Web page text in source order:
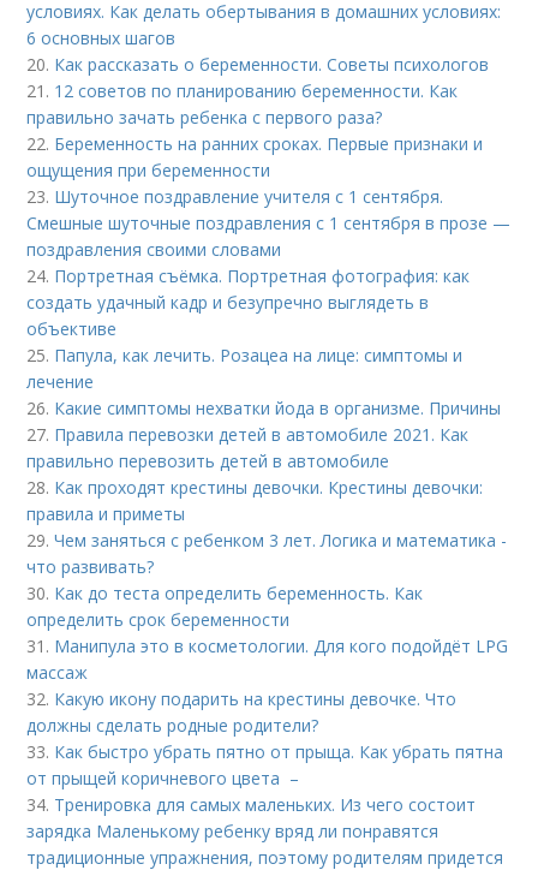
условиях. Как делать обертывания в домашних условиях:
6 основных шагов
20. Как рассказать о беременности. Советы психологов
21. 12 советов по планированию беременности. Как
правильно зачать ребенка с первого раза?
22. Беременность на ранних сроках. Первые признаки и
ощущения при беременности
23. Шуточное поздравление учителя с 1 сентября.
Смешные шуточные поздравления с 1 сентября в прозе —
поздравления своими словами
24. Портретная съёмка. Портретная фотография: как
создать удачный кадр и безупречно выглядеть в
объективе
25. Папула, как лечить. Розацеа на лице: симптомы и
лечение
26. Какие симптомы нехватки йода в организме. Причины
27. Правила перевозки детей в автомобиле 2021. Как
правильно перевозить детей в автомобиле
28. Как проходят крестины девочки. Крестины девочки:
правила и приметы
29.Чем заняться с ребенком 3 лет. Логика и математика -
что развивать?
30. Как до теста определить беременность. Как
определить срок беременности
31. Манипула это в косметологии. Для кого подойдёт LPG
массаж
32. Какую икону подарить на крестины девочке. Что
должны сделать родные родители?
33. Как быстро убрать пятно от прыща. Как убрать пятна
от прыщей коричневого цвета –
34. Тренировка для самых маленьких. Из чего состоит
зарядка Маленькому ребенку вряд ли понравятся
традиционные упражнения, поэтому родителям придется